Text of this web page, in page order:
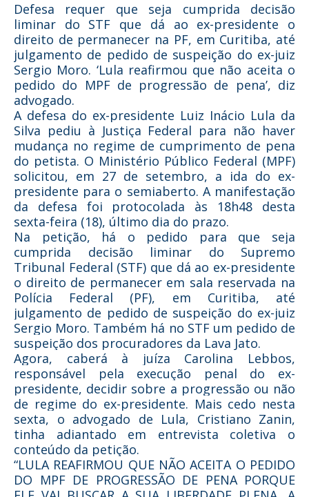
Defesa requer que seja cumprida decisão
liminar do STF que dá ao ex-presidente o
direito de permanecer na PF, em Curitiba, até
julgamento de pedido de suspeição do ex-juiz
Sergio Moro. ‘Lula reafirmou que não aceita o
pedido do MPF de progressão de pena’, diz
advogado.
A defesa do ex-presidente Luiz Inácio Lula da
Silva pediu à Justiça Federal para não haver
mudança no regime de cumprimento de pena
do petista. O Ministério Público Federal (MPF)
solicitou, em 27 de setembro, a ida do ex-
presidente para o semiaberto. A manifestação
da defesa foi protocolada às 18h48 desta
sexta-feira (18), último dia do prazo.
Na petição, há o pedido para que seja
cumprida decisão liminar do Supremo
Tribunal Federal (STF) que dá ao ex-presidente
o direito de permanecer em sala reservada na
Polícia Federal (PF), em Curitiba, até
julgamento de pedido de suspeição do ex-juiz
Sergio Moro. Também há no STF um pedido de
suspeição dos procuradores da Lava Jato.
Agora, caberá à juíza Carolina Lebbos,
responsável pela execução penal do ex-
presidente, decidir sobre a progressão ou não
de regime do ex-presidente. Mais cedo nesta
sexta, o advogado de Lula, Cristiano Zanin,
tinha adiantado em entrevista coletiva o
conteúdo da petição.
“LULA REAFIRMOU QUE NÃO ACEITA O PEDIDO
DO MPF DE PROGRESSÃO DE PENA PORQUE